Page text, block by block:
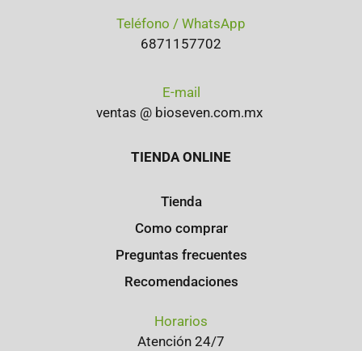
Teléfono / WhatsApp
6871157702
E-mail
ventas @ bioseven.com.mx
TIENDA ONLINE
Tienda
Como comprar
Preguntas frecuentes
Recomendaciones
Horarios
Atención 24/7